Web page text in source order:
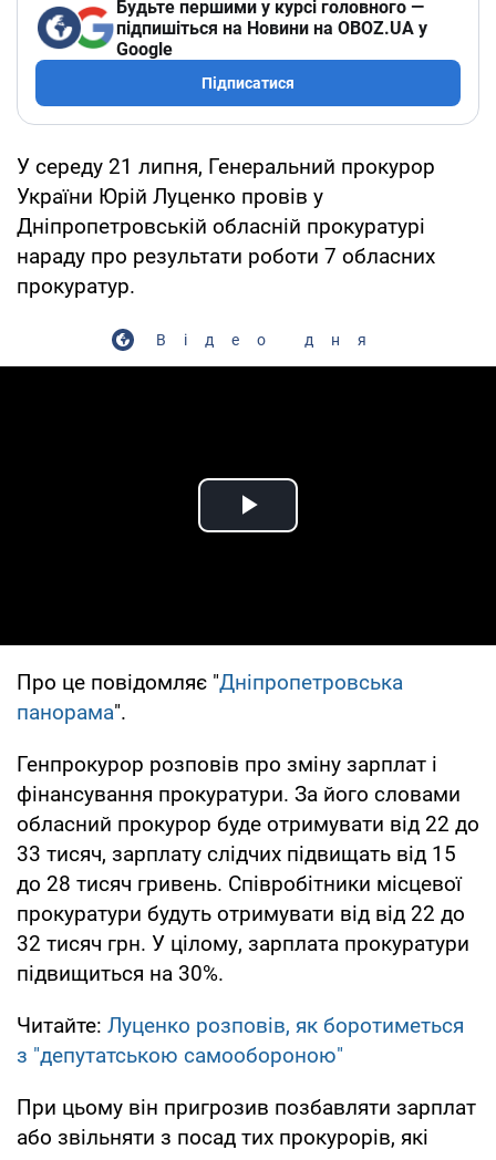
Будьте першими у курсі головного —
підпишіться на Новини на OBOZ.UA у
Google
Підписатися
У середу 21 липня, Генеральний прокурор
України Юрій Луценко провів у
Дніпропетровській обласній прокуратурі
нараду про результати роботи 7 обласних
прокуратур.
Відео дня
Play Video
Про це повідомляє "Дніпропетровська
панорама".
Генпрокурор розповів про зміну зарплат і
фінансування прокуратури. За його словами
обласний прокурор буде отримувати від 22 до
33 тисяч, зарплату слідчих підвищать від 15
до 28 тисяч гривень. Співробітники місцевої
прокуратури будуть отримувати від від 22 до
32 тисяч грн. У цілому, зарплата прокуратури
підвищиться на 30%.
Читайте: Луценко розповів, як боротиметься
з "депутатською самообороною"
При цьому він пригрозив позбавляти зарплат
або звільняти з посад тих прокурорів, які